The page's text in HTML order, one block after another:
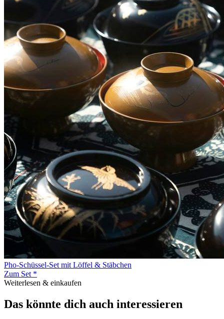
Pho-Schüssel-Set mit Löffel & Stäbchen
Zum Set *
Weiterlesen & einkaufen
Das könnte dich auch interessieren